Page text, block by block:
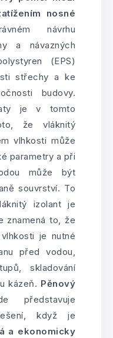
nosné
návrhu
a návazných
(EPS)
střechy a ke
budovy.
je v tomto
že vláknitý
vlhkosti může
parametry a při
může být
souvrství. To
izolant je
znamená to, že
je nutné
před vodou,
skladování
kázeň. Pěnový
představuje
když je
a ekonomicky